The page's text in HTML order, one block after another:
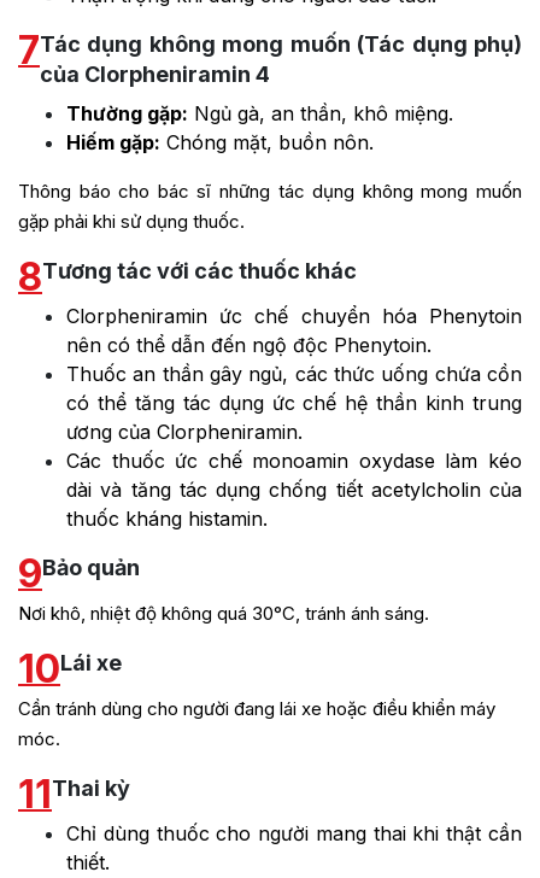
7Tác dụng không mong muốn (Tác dụng phụ)
của Clorpheniramin 4
Thường gặp: Ngủ gà, an thần, khô miệng.
Hiếm gặp: Chóng mặt, buồn nôn.
Thông báo cho bác sĩ những tác dụng không mong muốn
gặp phải khi sử dụng thuốc.
8Tương tác với các thuốc khác
Clorpheniramin ức chế chuyển hóa Phenytoin
nên có thể dẫn đến ngộ độc Phenytoin.
Thuốc an thần gây ngủ, các thức uống chứa cồn
có thể tăng tác dụng ức chế hệ thần kinh trung
ương của Clorpheniramin.
Các thuốc ức chế monoamin oxydase làm kéo
dài và tăng tác dụng chống tiết acetylcholin của
thuốc kháng histamin.
9Bảo quản
Nơi khô, nhiệt độ không quá 30°C, tránh ánh sáng.
10Lái xe
Cần tránh dùng cho người đang lái xe hoặc điều khiển máy
móc.
11Thai kỳ
Chỉ dùng thuốc cho người mang thai khi thật cần
thiết.